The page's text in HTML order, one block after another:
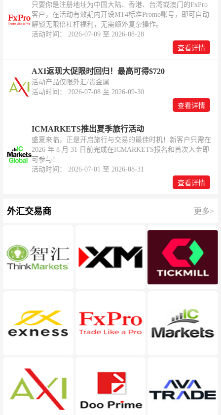
只要你是注册地址为中国大陆、香港、台湾或澳门的FxPro
客户，在活动有效期内开设MT4标准Promo账号，即可自动
解锁无限倍杠杆福利，无需额外复杂操作。
活动时间： 2026-07-09 至 2026-08-28
查看详情
AXI返现大促限时回归！最高可得$720
活动产品仅限外汇/贵金属
活动时间： 2026-07-08 至 2026-09-30
查看详情
ICMARKETS推出夏季旅行活动
盛夏来临，正是开启旅行与交易的最佳时机！新客户只需在
2026 年 8 月 31 日前完成在ICMARKETS报名和首次入金即
可参与！
活动时间： 2026-07-01 至 2026-08-31
查看详情
外汇交易商 更多>